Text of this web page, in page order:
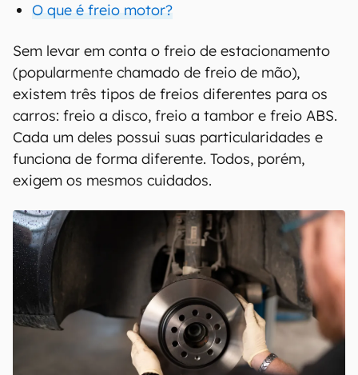
O que é freio motor?
Sem levar em conta o freio de estacionamento
(popularmente chamado de freio de mão),
existem três tipos de freios diferentes para os
carros: freio a disco, freio a tambor e freio ABS.
Cada um deles possui suas particularidades e
funciona de forma diferente. Todos, porém,
exigem os mesmos cuidados.